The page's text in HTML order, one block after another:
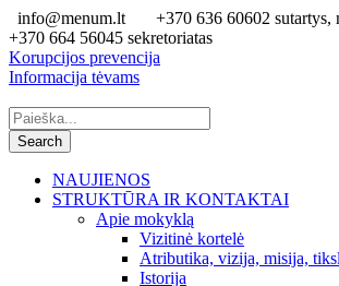
info@menum.lt
+370 636 60602 sutartys,
+370 664 56045 sekretoriatas
Korupcijos prevencija
Informacija tėvams
NAUJIENOS
STRUKTŪRA IR KONTAKTAI
Apie mokyklą
Vizitinė kortelė
Atributika, vizija, misija,
Istorija